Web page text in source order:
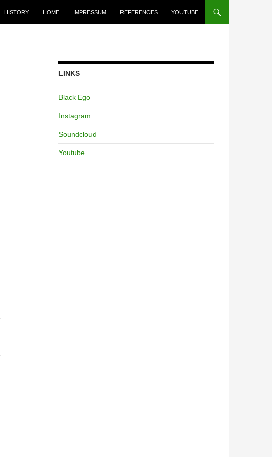
HISTORY HOME IMPRESSUM REFERENCES YOUTUBE
LINKS
Black Ego
Instagram
Soundcloud
Youtube